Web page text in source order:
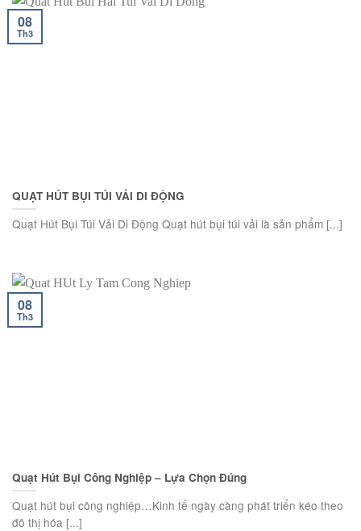
QUẠT HÚT BỤI TÚI VẢI DI ĐỘNG
Quạt Hút Bụi Túi Vải Di Động Quạt hút bụi túi vải là sản phẩm [...]
08
Th3
Quạt Hút Bụi Công Nghiệp – Lựa Chọn Đúng
Quạt hút bụi công nghiệp…Kinh tế ngày càng phát triển kéo theo
đô thị hóa [...]
08
Th3